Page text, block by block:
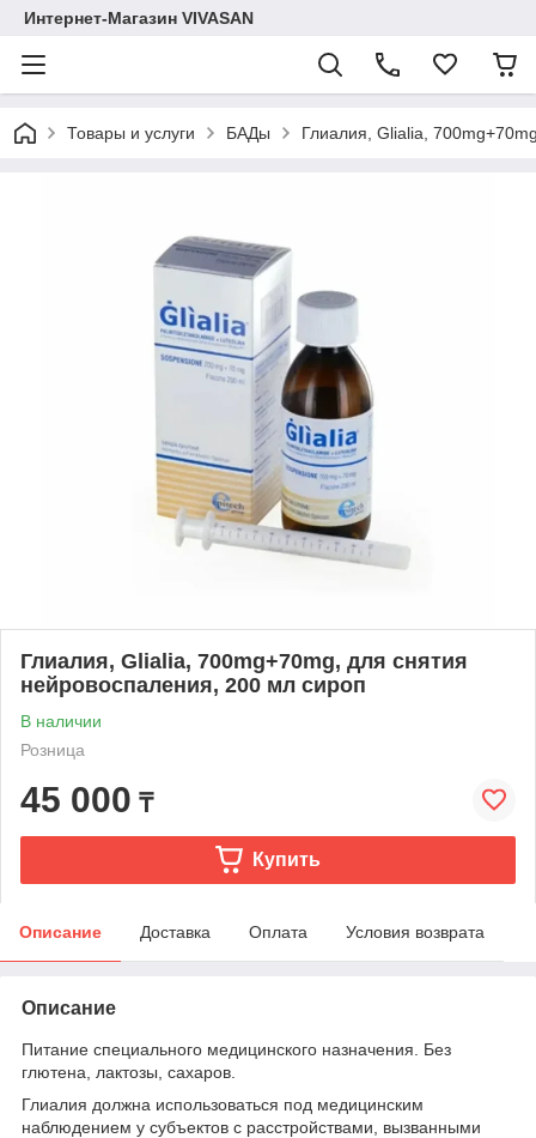
Интернет-Магазин VIVASAN
Товары и услуги БАДы Глиалия, Glialia,
Глиалия, Glialia, 700mg+70mg, для снятия
нейровоспаления, 200 мл сироп
В наличии
Розница
45 000 ₸
Купить
Описание Доставка Оплата Условия возврата
Описание
Питание специального медицинского назначения. Без
глютена, лактозы, сахаров.
Глиалия должна использоваться под медицинским
наблюдением у субъектов с расстройствами, вызванными